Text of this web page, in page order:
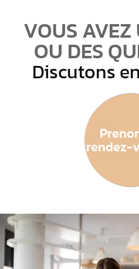
VOUS AVEZ
OU DES
Discutons
rendez-